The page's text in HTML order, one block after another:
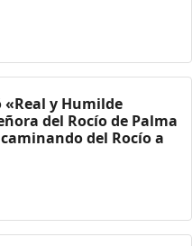
y Humilde
del Rocío de Palma
del Rocío a